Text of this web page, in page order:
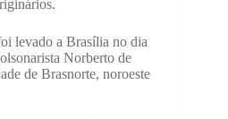
levado a Brasília no dia
Norberto de
de Brasnorte, noroeste